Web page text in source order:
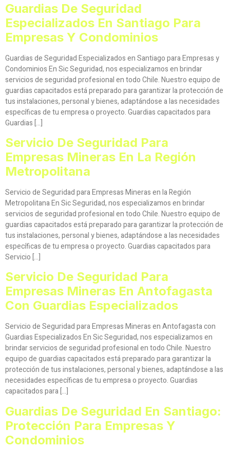
Guardias De Seguridad
Especializados En Santiago Para
Empresas Y Condominios
Guardias de Seguridad Especializados en Santiago para Empresas y
Condominios En Sic Seguridad, nos especializamos en brindar
servicios de seguridad profesional en todo Chile. Nuestro equipo de
guardias capacitados está preparado para garantizar la protección de
tus instalaciones, personal y bienes, adaptándose a las necesidades
específicas de tu empresa o proyecto. Guardias capacitados para
Guardias […]
Servicio De Seguridad Para
Empresas Mineras En La Región
Metropolitana
Servicio de Seguridad para Empresas Mineras en la Región
Metropolitana En Sic Seguridad, nos especializamos en brindar
servicios de seguridad profesional en todo Chile. Nuestro equipo de
guardias capacitados está preparado para garantizar la protección de
tus instalaciones, personal y bienes, adaptándose a las necesidades
específicas de tu empresa o proyecto. Guardias capacitados para
Servicio […]
Servicio De Seguridad Para
Empresas Mineras En Antofagasta
Con Guardias Especializados
Servicio de Seguridad para Empresas Mineras en Antofagasta con
Guardias Especializados En Sic Seguridad, nos especializamos en
brindar servicios de seguridad profesional en todo Chile. Nuestro
equipo de guardias capacitados está preparado para garantizar la
protección de tus instalaciones, personal y bienes, adaptándose a las
necesidades específicas de tu empresa o proyecto. Guardias
capacitados para […]
Guardias De Seguridad En Santiago:
Protección Para Empresas Y
Condominios